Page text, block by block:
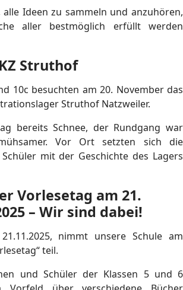
Ideen zu sammeln und anzuhören,
aller bestmöglich erfüllt werden
Struthof
10c besuchten am 20. November das
Struthof Natzweiler.
bereits Schnee, der Rundgang war
Vor Ort setzten sich die
mit der Geschichte des Lagers
Vorlesetag am 21.
– Wir sind dabei!
nimmt unsere Schule am
teil.
und Schüler der Klassen 5 und 6